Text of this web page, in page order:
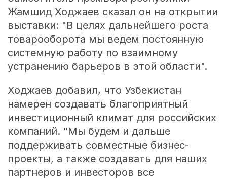
Жамшид Ходжаев сказал он на открытии
выставки: "В целях дальнейшего роста
товарооборота мы ведем постоянную
системную работу по взаимному
устранению барьеров в этой области".
Ходжаев добавил, что Узбекистан
намерен создавать благоприятный
инвестиционный климат для российских
компаний. "Мы будем и дальше
поддерживать совместные бизнес-
проекты, а также создавать для наших
партнеров и инвесторов все